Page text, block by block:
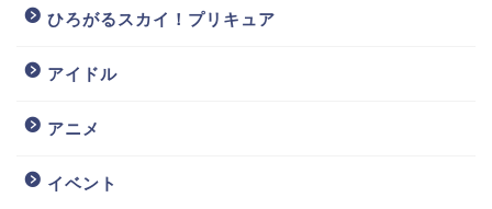
ひろがるスカイ！プリキュア
アイドル
アニメ
イベント